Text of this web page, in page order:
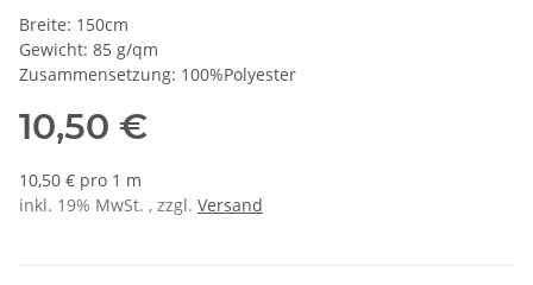
Breite: 150cm
Gewicht: 85 g/qm
Zusammensetzung: 100%Polyester
10,50 €
10,50 € pro 1 m
inkl. 19% MwSt. , zzgl. Versand